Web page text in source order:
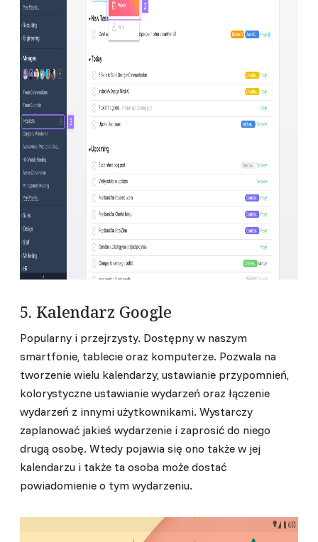
5. Kalendarz Google
Popularny i przejrzysty. Dostępny w naszym
smartfonie, tablecie oraz komputerze. Pozwala na
tworzenie wielu kalendarzy, ustawianie przypomnień,
kolorystyczne ustawianie wydarzeń oraz łączenie
wydarzeń z innymi użytkownikami. Wystarczy
zaplanować jakieś wydarzenie i zaprosić do niego
drugą osobę. Wtedy pojawia się ono także w jej
kalendarzu i także ta osoba może dostać
powiadomienie o tym wydarzeniu.